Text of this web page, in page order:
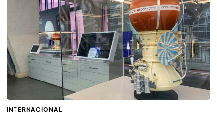
INTERNACIONAL